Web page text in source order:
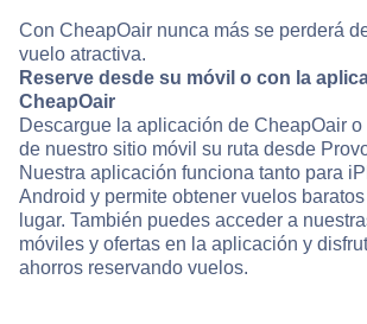
Con CheapOair nunca más se perderá
vuelo atractiva.
Reserve desde su móvil o con la
CheapOair
Descargue la aplicación de CheapOair o
de nuestro sitio móvil su ruta desde
Nuestra aplicación funciona tanto para
Android y permite obtener vuelos
lugar. También puedes acceder a
móviles y ofertas en la aplicación y
ahorros reservando vuelos.